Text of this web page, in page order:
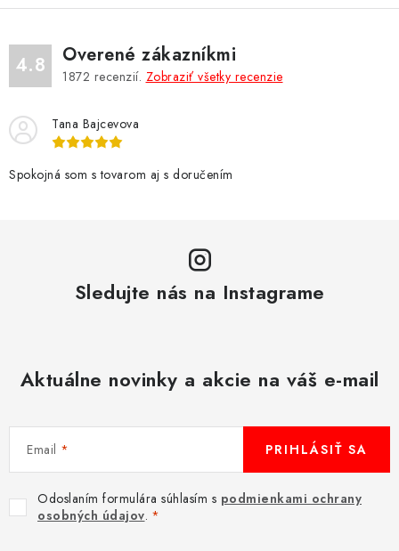
á
d
a
c
e
r
4.8 Overené zákazníkmi
1872 recenzií. Zobraziť všetky recenzie
Tana Bajcevova
Spokojná som s tovarom aj s doručením
Sledujte nás na Instagrame
Aktuálne novinky a akcie na váš e-mail
Email
Odoslaním formulára súhlasím s podmienkami ochrany
osobných údajov.
PRIHLÁSIŤ SA